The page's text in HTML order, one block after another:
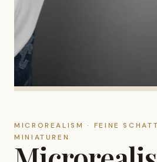
MICROREALISM · FEINE
MINIATUREN